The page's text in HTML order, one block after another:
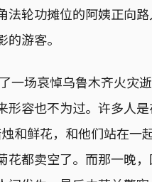
法轮功摊位的阿姨正向
游客。
场哀悼乌鲁木齐火灾逝
容也不为过。许多人是
和鲜花，和他们站在一
都卖空了。而那一晚